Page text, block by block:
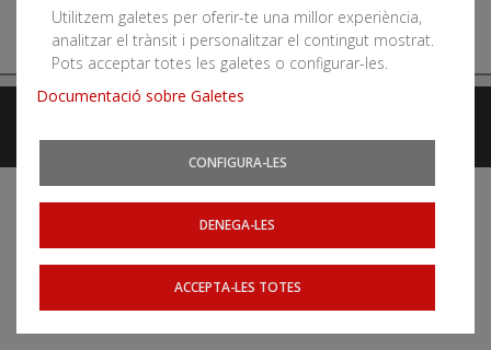
Utilitzem galetes per oferir-te una millor experiència,
analitzar el trànsit i personalitzar el contingut mostrat.
Pots acceptar totes les galetes o configurar-les.
Documentació sobre Galetes
CONFIGURA-LES
DENEGA-LES
ACCEPTA-LES TOTES